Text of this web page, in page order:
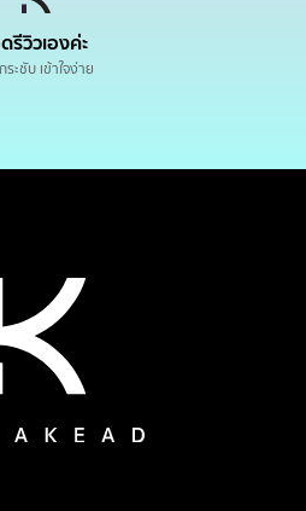
รีวิวเองค่ะ
ะชับ เข้าใจง่าย